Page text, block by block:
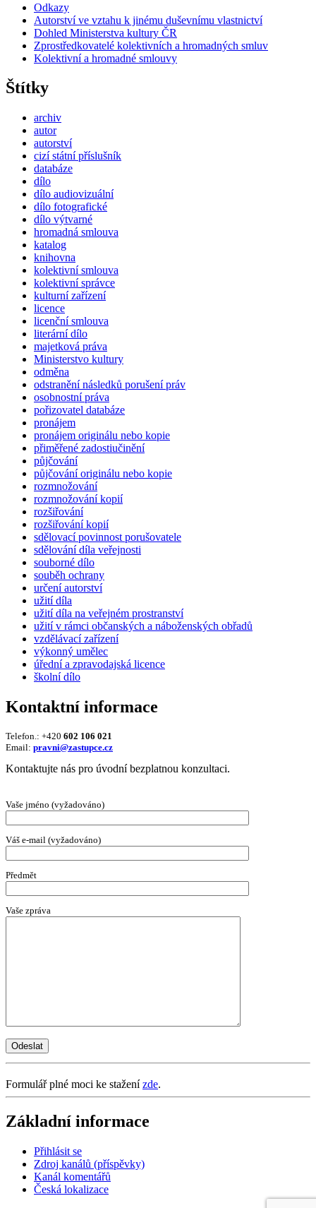
Odkazy
Autorství ve vztahu k jinému duševnímu vlastnictví
Dohled Ministerstva kultury ČR
Zprostředkovatelé kolektivních a hromadných smluv
Kolektivní a hromadné smlouvy
Štítky
archiv
autor
autorství
cizí státní příslušník
databáze
dílo
dílo audiovizuální
dílo fotografické
dílo výtvarné
hromadná smlouva
katalog
knihovna
kolektivní smlouva
kolektivní správce
kulturní zařízení
licence
licenční smlouva
literární dílo
majetková práva
Ministerstvo kultury
odměna
odstranění následků porušení práv
osobnostní práva
pořizovatel databáze
pronájem
pronájem originálu nebo kopie
přiměřené zadostiučinění
půjčování
půjčování originálu nebo kopie
rozmnožování
rozmnožování kopií
rozšiřování
rozšiřování kopií
sdělovací povinnost porušovatele
sdělování díla veřejnosti
souborné dílo
souběh ochrany
určení autorství
užití díla
užití díla na veřejném prostranství
užití v rámci občanských a náboženských obřadů
vzdělávací zařízení
výkonný umělec
úřední a zpravodajská licence
školní dílo
Kontaktní informace
Telefon.: +420 602 106 021
Email: pravni@zastupce.cz
Kontaktujte nás pro úvodní bezplatnou konzultaci.
Vaše jméno (vyžadováno)
Váš e-mail (vyžadováno)
Předmět
Vaše zpráva
Formulář plné moci ke staženízde.
Základní informace
Přihlásit se
Zdroj kanálů (příspěvky)
Kanál komentářů
Česká lokalizace